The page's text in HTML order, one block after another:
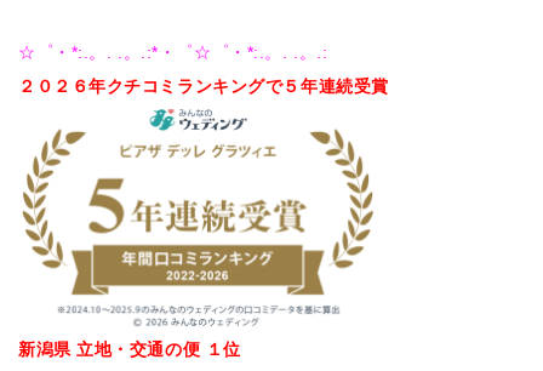
☆゜・*:.。. .。.:*・゜☆゜・*:.。. .。.:
２０２６年クチコミランキングで５ 年連続受賞
新潟県 立地・交通の便 １位